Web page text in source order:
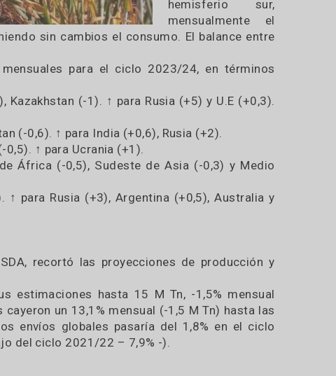
internacional del
Trigo está con la
atención sobre el
progreso del
hemisferio sur,
sin cambios el consumo. El balance entre
mensuales para el ciclo 2023/24, en términos
(-3), Kazakhstan (-1). ↑ para Rusia (+5) y U.E (+0,3).
(-0,6). ↑ para India (+0,6), Rusia (+2).
(-0,5). ↑ para Ucrania (+1).
de África (-0,5), Sudeste de Asia (-0,3) y Medio
(-3). ↑ para Rusia (+3), Argentina (+0,5), Australia y